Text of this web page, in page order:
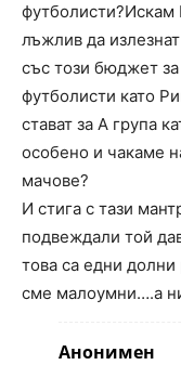
лъжлив да
със този бюджет
футболисти като
стават за А група
особено и чакаме
мачове?
И стига с тази
подвеждали той
това са едни
сме малоумни….а
Анонимен